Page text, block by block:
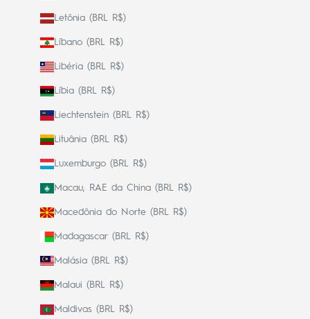
Letônia (BRL R$)
Líbano (BRL R$)
Libéria (BRL R$)
Líbia (BRL R$)
Liechtenstein (BRL R$)
Lituânia (BRL R$)
Luxemburgo (BRL R$)
Macau, RAE da China (BRL R$)
Macedônia do Norte (BRL R$)
Madagascar (BRL R$)
Malásia (BRL R$)
Malaui (BRL R$)
Maldivas (BRL R$)